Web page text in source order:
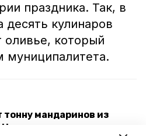
праздника. Так, в
десять кулинаров
оливье, который
муниципалитета.
мандаринов из
году